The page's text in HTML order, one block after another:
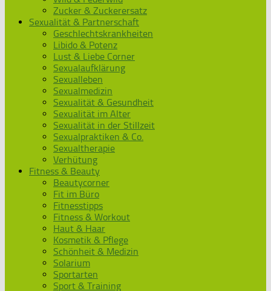
Zucker & Zuckerersatz
Sexualität & Partnerschaft
Geschlechtskrankheiten
Libido & Potenz
Lust & Liebe Corner
Sexualaufklärung
Sexualleben
Sexualmedizin
Sexualität & Gesundheit
Sexualität im Alter
Sexualität in der Stillzeit
Sexualpraktiken & Co.
Sexualtherapie
Verhütung
Fitness & Beauty
Beautycorner
Fit im Büro
Fitnesstipps
Fitness & Workout
Haut & Haar
Kosmetik & Pflege
Schönheit & Medizin
Solarium
Sportarten
Sport & Training